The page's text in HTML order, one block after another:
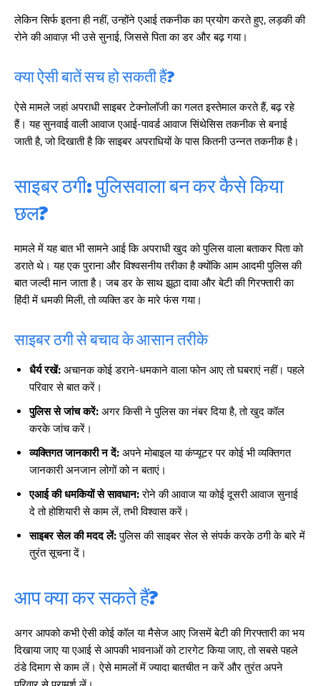
लेकिन सिर्फ इतना ही नहीं, उन्होंने एआई तकनीक का प्रयोग करते हुए, लड़की की
रोने की आवाज़ भी उसे सुनाई, जिससे पिता का डर और बढ़ गया।
क्या ऐसी बातें सच हो सकती हैं?
ऐसे मामले जहां अपराधी साइबर टेक्नोलॉजी का गलत इस्तेमाल करते हैं, बढ़ रहे
हैं। यह सुनवाई वाली आवाज एआई-पावर्ड आवाज सिंथेसिस तकनीक से बनाई
जाती है, जो दिखाती है कि साइबर अपराधियों के पास कितनी उन्नत तकनीक है।
साइबर ठगी: पुलिसवाला बन कर कैसे किया
छल?
मामले में यह बात भी सामने आई कि अपराधी खुद को पुलिस वाला बताकर पिता को
डराते थे। यह एक पुराना और विश्वसनीय तरीका है क्योंकि आम आदमी पुलिस की
बात जल्दी मान जाता है। जब डर के साथ झूठा दावा और बेटी की गिरफ्तारी का
हिंदी में धमकी मिली, तो व्यक्ति डर के मारे फंस गया।
साइबर ठगी से बचाव के आसान तरीके
धैर्य रखें: अचानक कोई डराने-धमकाने वाला फोन आए तो घबराएं नहीं। पहले
परिवार से बात करें।
पुलिस से जांच करें: अगर किसी ने पुलिस का नंबर दिया है, तो खुद कॉल
करके जांच करें।
व्यक्तिगत जानकारी न दें: अपने मोबाइल या कंप्यूटर पर कोई भी व्यक्तिगत
जानकारी अनजान लोगों को न बताएं।
एआई की धमकियों से सावधान:रोने की आवाज या कोई दूसरी आवाज सुनाई
दे तो होशियारी से काम लें, तभी विश्वास करें।
साइबर सेल की मदद लें:पुलिस की साइबर सेल से संपर्क करके ठगी के बारे में
तुरंत सूचना दें।
आप क्या कर सकते हैं?
अगर आपको कभी ऐसी कोई कॉल या मैसेज आए जिसमें बेटी की गिरफ्तारी का भय
दिखाया जाए या एआई से आपकी भावनाओं को टारगेट किया जाए, तो सबसे पहले
ठंडे दिमाग से काम लें। ऐसे मामलों में ज्यादा बातचीत न करें और तुरंत अपने